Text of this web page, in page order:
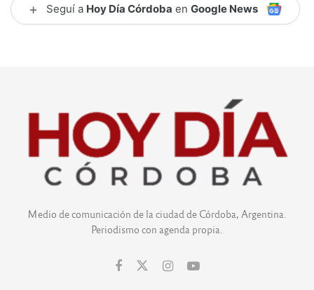
+ Seguí a Hoy Día Córdoba en Google News
Medio de comunicación de la ciudad de Córdoba, Argentina.
Periodismo con agenda propia.